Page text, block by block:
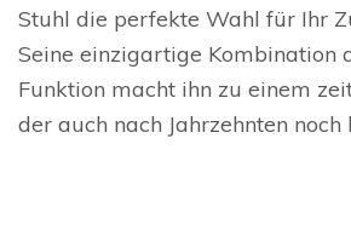
Stuhl die perfekte Wahl für Ihr
Seine einzigartige Kombination
Funktion macht ihn zu einem
der auch nach Jahrzehnten noch